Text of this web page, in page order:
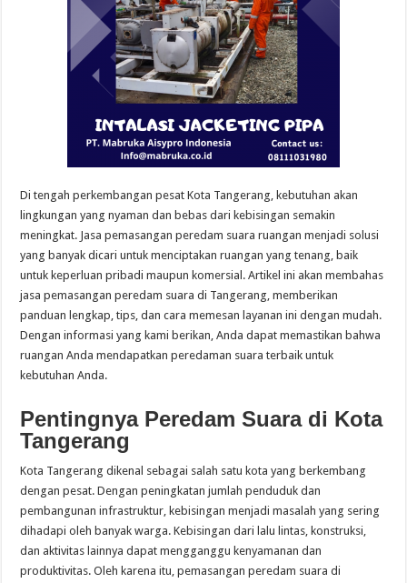
Di tengah perkembangan pesat Kota Tangerang, kebutuhan akan
lingkungan yang nyaman dan bebas dari kebisingan semakin
meningkat. Jasa pemasangan peredam suara ruangan menjadi solusi
yang banyak dicari untuk menciptakan ruangan yang tenang, baik
untuk keperluan pribadi maupun komersial. Artikel ini akan membahas
jasa pemasangan peredam suara di Tangerang, memberikan
panduan lengkap, tips, dan cara memesan layanan ini dengan mudah.
Dengan informasi yang kami berikan, Anda dapat memastikan bahwa
ruangan Anda mendapatkan peredaman suara terbaik untuk
kebutuhan Anda.
Pentingnya Peredam Suara di Kota
Tangerang
Kota Tangerang dikenal sebagai salah satu kota yang berkembang
dengan pesat. Dengan peningkatan jumlah penduduk dan
pembangunan infrastruktur, kebisingan menjadi masalah yang sering
dihadapi oleh banyak warga. Kebisingan dari lalu lintas, konstruksi,
dan aktivitas lainnya dapat mengganggu kenyamanan dan
produktivitas. Oleh karena itu, pemasangan peredam suara di